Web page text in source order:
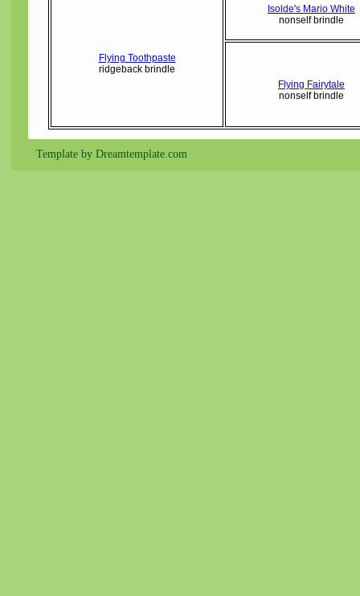
Flying Toothpaste
ridgeback brindle
Isolde's Mario White
nonself brindle
Flying Fairytale
nonself brindle
Template by Dreamtemplate.com